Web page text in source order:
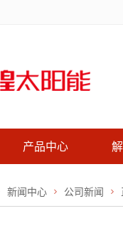
产品中心
新闻中心 公司新闻